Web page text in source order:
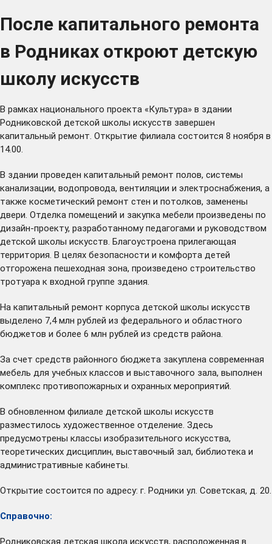
После капитального ремонта
в Родниках откроют детскую
школу искусств
В рамках национального проекта «Культура» в здании
Родниковской детской школы искусств завершен
капитальный ремонт. Открытие филиала состоится 8 ноября в
14.00.
В здании проведен капитальный ремонт полов, системы
канализации, водопровода, вентиляции и электроснабжения, а
также косметический ремонт стен и потолков, заменены
двери. Отделка помещений и закупка мебели произведены по
дизайн-проекту, разработанному педагогами и руководством
детской школы искусств. Благоустроена прилегающая
территория. В целях безопасности и комфорта детей
отгорожена пешеходная зона, произведено строительство
тротуара к входной группе здания.
На капитальный ремонт корпуса детской школы искусств
выделено 7,4 млн рублей из федерального и областного
бюджетов и более 6 млн рублей из средств района.
За счет средств районного бюджета закуплена современная
мебель для учебных классов и выставочного зала, выполнен
комплекс противопожарных и охранных мероприятий.
В обновленном филиале детской школы искусств
разместилось художественное отделение. Здесь
предусмотрены классы изобразительного искусства,
теоретических дисциплин, выставочный зал, библиотека и
административные кабинеты.
Открытие состоится по адресу: г. Родники ул. Советская, д. 20.
Справочно:
Родниковская детская школа искусств, расположенная в